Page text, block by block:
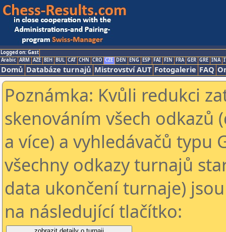
Logged on: Gast
Arabic ARM AZE BIH BUL CAT CHN CRO CZE DEN ENG ESP FAI FIN FRA GER GRE INA
Domů Databáze turnajů Mistrovství AUT Fotogalerie FAQ
Poznámka: Kvůli redukci
skenováním všech odkazů
a více) a vyhledávačů typu
všechny odkazy turnajů
data ukončení turnaje)
na následující tlačítko: